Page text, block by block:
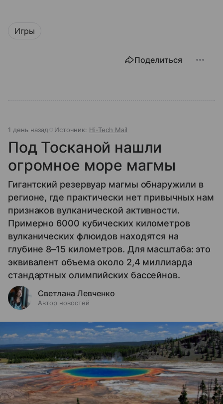
Игры
Поделиться
1 день назад Источник: Hi-Tech Mail
Под Тосканой нашли
огромное море магмы
Гигантский резервуар магмы обнаружили в
регионе, где практически нет привычных нам
признаков вулканической активности.
Примерно 6000 кубических километров
вулканических флюидов находятся на
глубине 8–15 километров. Для масштаба: это
эквивалент объема около 2,4 миллиарда
стандартных олимпийских бассейнов.
Светлана Левченко
Автор новостей